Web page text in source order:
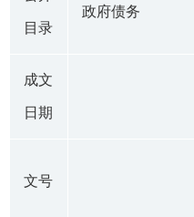
目录
政府债务
成文
日期
文号